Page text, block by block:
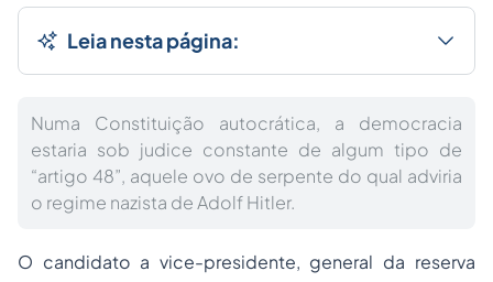
Leia nesta página:
Numa Constituição autocrática, a democracia
estaria sob judice constante de algum tipo de
“artigo 48”, aquele ovo de serpente do qual adviria
o regime nazista de Adolf Hitler.
O candidato a vice-presidente, general da reserva